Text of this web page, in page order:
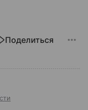
Поделиться